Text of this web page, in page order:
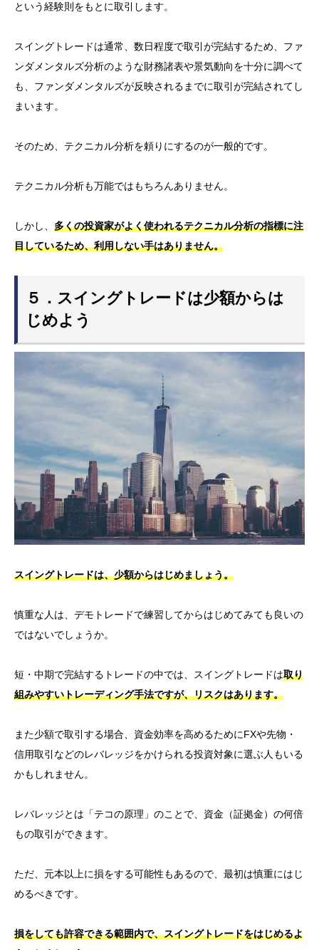
という経験則をもとに取引します。
スイングトレードは通常、数日程度で取引が完結するため、ファ
ンダメンタルズ分析のような財務諸表や景気動向を十分に調べて
も、ファンダメンタルズが反映されるまでに取引が完結されてし
まいます。
そのため、テクニカル分析を頼りにするのが一般的です。
テクニカル分析も万能ではもちろんありません。
しかし、 多くの投資家がよく使われるテクニカル分析の指標に注
目しているため、利用しない手はありません。
５．スイングトレードは少額からは
じめよう
スイングトレードは、少額からはじめましょう。
慎重な人は、デモトレードで練習してからはじめてみても良いの
ではないでしょうか。
短・中期で完結するトレードの中では、スイングトレードは取り
組みやすいトレーディング手法ですが、リスクはあります。
また少額で取引する場合、資金効率を高めるためにFXや先物・
信用取引などのレバレッジをかけられる投資対象に選ぶ人もいる
かもしれません。
レバレッジとは「テコの原理」のことで、資金（証拠金）の何倍
もの取引ができます。
ただ、元本以上に損をする可能性もあるので、最初は慎重にはじ
めるべきです。
損をしても許容できる範囲内で、スイングトレードをはじめるよ